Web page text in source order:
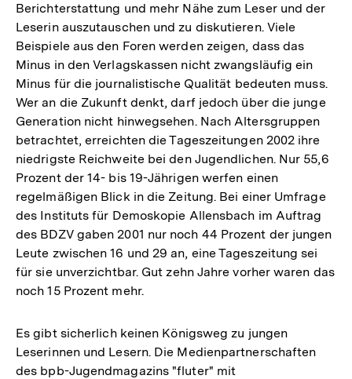
Berichterstattung und mehr Nähe zum Leser und der
Leserin auszutauschen und zu diskutieren. Viele
Beispiele aus den Foren werden zeigen, dass das
Minus in den Verlagskassen nicht zwangsläufig ein
Minus für die journalistische Qualität bedeuten muss.
Wer an die Zukunft denkt, darf jedoch über die junge
Generation nicht hinwegsehen. Nach Altersgruppen
betrachtet, erreichten die Tageszeitungen 2002 ihre
niedrigste Reichweite bei den Jugendlichen. Nur 55,6
Prozent der 14- bis 19-Jährigen werfen einen
regelmäßigen Blick in die Zeitung. Bei einer Umfrage
des Instituts für Demoskopie Allensbach im Auftrag
des BDZV gaben 2001 nur noch 44 Prozent der jungen
Leute zwischen 16 und 29 an, eine Tageszeitung sei
für sie unverzichtbar. Gut zehn Jahre vorher waren das
noch 15 Prozent mehr.
Es gibt sicherlich keinen Königsweg zu jungen
Leserinnen und Lesern. Die Medienpartnerschaften
des bpb-Jugendmagazins "fluter" mit